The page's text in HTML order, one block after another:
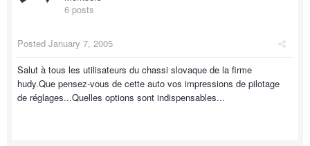
6 posts
Posted January 7, 2005
Salut à tous les utilisateurs du chassi slovaque de la firme
hudy.Que pensez-vous de cette auto vos impressions de pilotage
de réglages...Quelles options sont indispensables...